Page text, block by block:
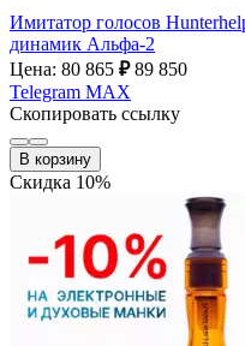
Имитатор голосов
динамик Альфа-2
Цена: 80 865 ₽ 89 850
Telegram MAX
Скопировать ссылку
В корзину
Скидка 10%